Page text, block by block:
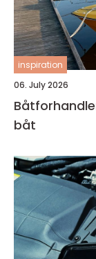
inspiration
06. July 2026
båt